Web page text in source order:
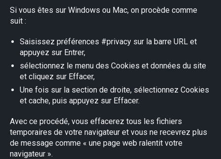
Si vous êtes sur Windows ou Mac, on procède comme
suit :
Saisissez préférences #privacy sur la barre URL et
appuyez sur Entrer,
sélectionnez le menu des Cookies et données du site
et cliquez sur Effacer,
Une fois sur la section de droite, sélectionnez Cookies
et cache, puis appuyez sur Effacer.
Avec ce procédé, vous effacerez tous les fichiers
temporaires de votre navigateur et vous ne recevrez plus
de message comme « une page web ralentit votre
navigateur ».
×